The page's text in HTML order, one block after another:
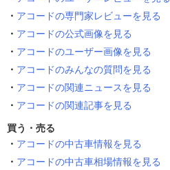
アコードの専門家レビューを見る
アコードの公式画像を見る
アコードのユーザー画像を見る
アコードのみんなの質問を見る
アコードの関連ニュースを見る
アコードの関連記事を見る
買う・売る
アコードの中古車情報を見る
アコードの中古車相場情報を見る